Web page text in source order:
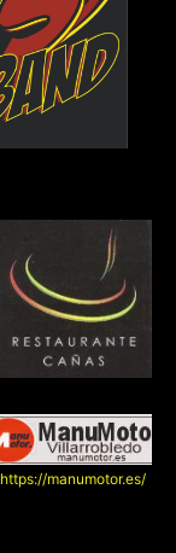
https://manumotor.es/